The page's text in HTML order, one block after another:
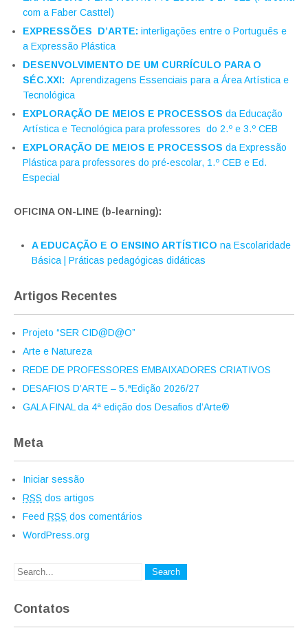
com a Faber Casttel)
EXPRESSÕES D’ARTE: interligações entre o Português e
a Expressão Plástica
DESENVOLVIMENTO DE UM CURRÍCULO PARA O
SÉC.XXI: Aprendizagens Essenciais para a Área Artística e
Tecnológica
EXPLORAÇÃO DE MEIOS E PROCESSOS da Educação
Artística e Tecnológica para professores do 2.º e 3.º CEB
EXPLORAÇÃO DE MEIOS E PROCESSOS da Expressão
Plástica para professores do pré-escolar, 1.º CEB e Ed.
Especial
OFICINA ON-LINE (b-learning):
A EDUCAÇÃO E O ENSINO ARTÍSTICO na Escolaridade
Básica | Práticas pedagógicas didáticas
Artigos Recentes
Projeto “SER CID@D@O”
Arte e Natureza
REDE DE PROFESSORES EMBAIXADORES CRIATIVOS
DESAFIOS D’ARTE – 5.ªEdição 2026/27
GALA FINAL da 4ª edição dos Desafios d’Arte®
Meta
Iniciar sessão
RSS dos artigos
Feed RSS dos comentários
WordPress.org
Contatos